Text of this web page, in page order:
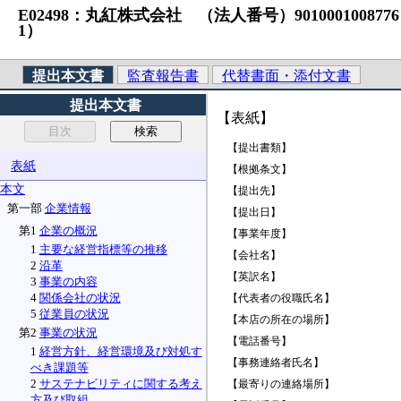
E02498：丸紅株式会社 （法人番号）
1）
提出本文書 監査報告書
代替書面・添付文書
提出本文書